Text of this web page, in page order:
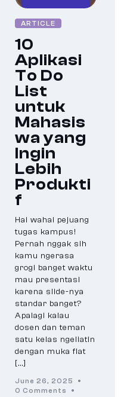
ARTICLE
10
Aplikasi
To Do
List
untuk
Mahasis
wa yang
Ingin
Lebih
Produkti
f
Hai wahai pejuang
tugas kampus!
Pernah nggak sih
kamu ngerasa
grogi banget waktu
mau presentasi
karena slide-nya
standar banget?
Apalagi kalau
dosen dan teman
satu kelas ngeliatin
dengan muka flat
[…]
June 26, 2025
0 Comments